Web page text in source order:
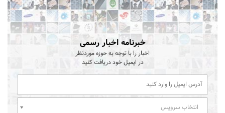
خبرنامه اخبار رسمی
اخبار را با توجه به حوزه موردنظر
در ایمیل خود دریافت کنید
انتخاب سرویس